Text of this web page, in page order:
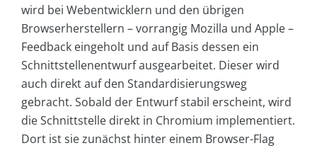
wird bei Webentwicklern und den übrigen
Browserherstellern – vorrangig Mozilla und Apple –
Feedback eingeholt und auf Basis dessen ein
Schnittstellenentwurf ausgearbeitet. Dieser wird
auch direkt auf den Standardisierungsweg
gebracht. Sobald der Entwurf stabil erscheint, wird
die Schnittstelle direkt in Chromium implementiert.
Dort ist sie zunächst hinter einem Browser-Flag